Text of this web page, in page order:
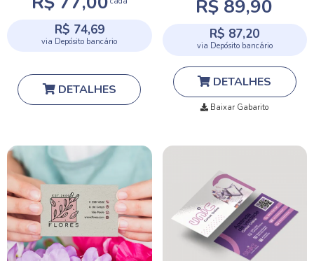
R$ 74,69
via Depósito bancário
DETALHES
R$ 89,90
R$ 87,20
via Depósito bancário
DETALHES
Baixar Gabarito